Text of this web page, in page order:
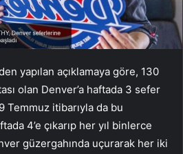
yapılan açıklamaya göre, 130
olan Denver’a haftada 3 sefer
itibarıyla da bu
4’e çıkarıp her yıl binlerce
güzergahında uçurarak her iki